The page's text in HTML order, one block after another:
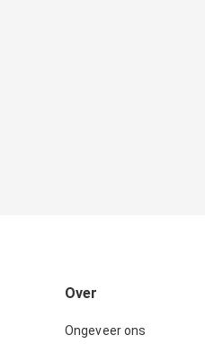
Over
Ongeveer ons